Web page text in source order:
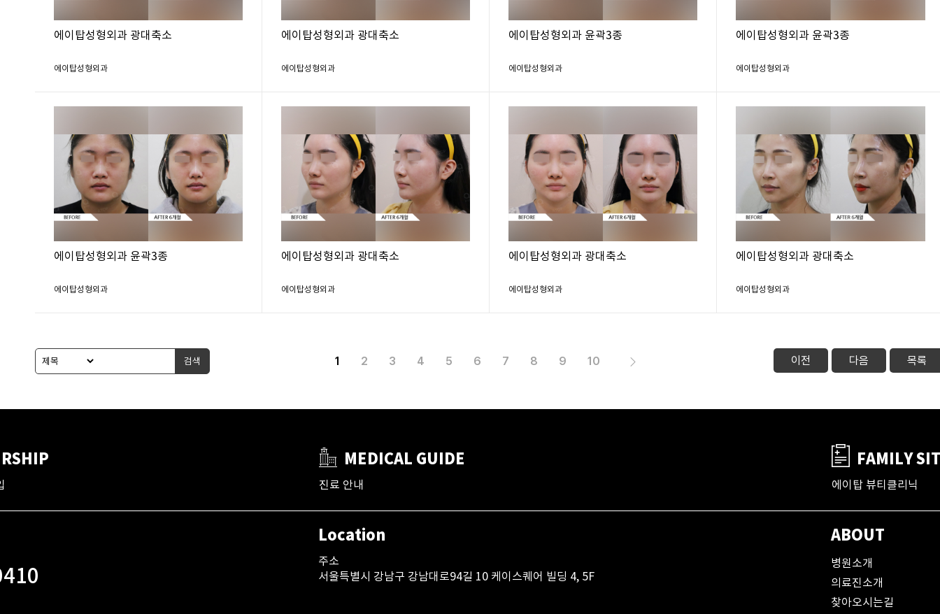
에이탑성형외과 광대축소
에이탑성형외과
에이탑성형외과 광대축소
에이탑성형외과
에이탑성형외과 윤곽3종
에이탑성형외과
에이탑성형외과 윤곽3종
에이탑성형외과
에이탑성형외과 윤곽3종
에이탑성형외과
에이탑성형외과 광대축소
에이탑성형외과
에이탑성형외과 광대축소
에이탑성형외과
에이탑성형외과 광대축소
에이탑성형외과
검색 1 2 3 4 5 6 7 8 9 10 이전 다음 목록
MEDICAL GUIDE
진료 안내
FAMILY
에이탑 뷰티클리닉
Location
주소
서울특별시 강남구 강남대로94길 10 케이스퀘어 빌딩 4, 5F
ABOUT
병원소개
의료진소개
찾아오시는길